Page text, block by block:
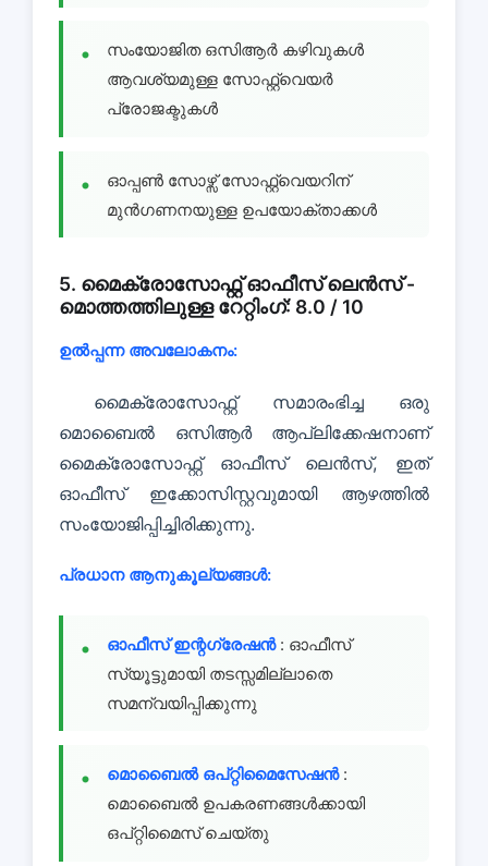
സംയോജിത ഒസിആർ കഴിവുകൾ
ആവശ്യമുള്ള സോഫ്റ്റ്വെയർ
പ്രോജക്ടുകൾ
ഓപ്പൺ സോഴ്സ് സോഫ്റ്റ്വെയറിന്
മുൻഗണനയുള്ള ഉപയോക്താക്കൾ
5. മൈക്രോസോഫ്റ്റ് ഓഫീസ് ലെൻസ് -
മൊത്തത്തിലുള്ള റേറ്റിംഗ്: 8.0 / 10
ഉൽപ്പന്ന അവലോകനം:
മൈക്രോസോഫ്റ്റ് സമാരംഭിച്ച ഒരു
മൊബൈൽ ഒസിആർ ആപ്ലിക്കേഷനാണ്
മൈക്രോസോഫ്റ്റ് ഓഫീസ് ലെൻസ്, ഇത്
ഓഫീസ് ഇക്കോസിസ്റ്റവുമായി ആഴത്തിൽ
സംയോജിപ്പിച്ചിരിക്കുന്നു.
പ്രധാന ആനുകൂല്യങ്ങൾ:
ഓഫീസ് ഇന്റഗ്രേഷൻ : ഓഫീസ്
സ്യൂട്ടുമായി തടസ്സമില്ലാതെ
സമന്വയിപ്പിക്കുന്നു
മൊബൈൽ ഒപ്റ്റിമൈസേഷൻ :
മൊബൈൽ ഉപകരണങ്ങൾക്കായി
ഒപ്റ്റിമൈസ് ചെയ്തു